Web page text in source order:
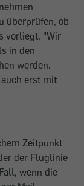
überprüfen, ob
vorliegt. "Wir
in den
werden.
erst mit
Zeitpunkt
der Fluglinie
wenn die